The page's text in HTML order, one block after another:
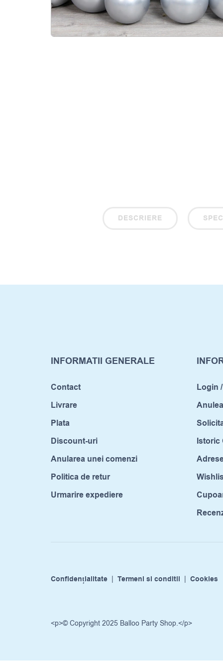
DESCRIERE
INFORMATII GENERALE
Contact
Livrare
Plata
Discount-uri
Anularea unei comenzi
Politica de retur
Urmarire expediere
Login
Istoric
Confidențialitate | Termeni si conditii | Cookies
<p>© Copyright 2025 Balloo Party Shop.</p>